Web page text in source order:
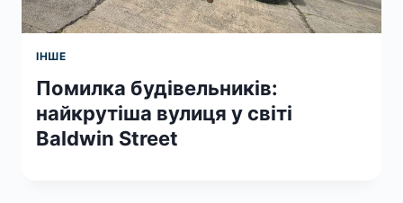
ІНШЕ
Помилка будівельників:
найкрутіша вулиця у світі
Baldwin Street